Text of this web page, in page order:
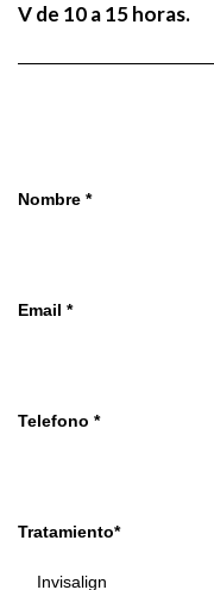
V de 10 a 15 horas.
Nombre *
Email *
Telefono *
Tratamiento*